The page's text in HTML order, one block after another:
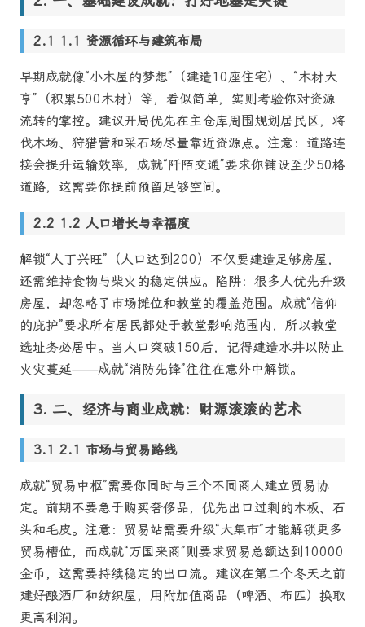
1.1 资源循环与建筑布局
早期成就像“小木屋的梦想”（建造10座住宅）、“木材大
亨”（积累500木材）等，看似简单，实则考验你对资源
流转的掌控。建议开局优先在主仓库周围规划居民区，将
伐木场、狩猎营和采石场尽量靠近资源点。注意：道路连
接会提升运输效率，成就“阡陌交通”要求你铺设至少50格
道路，这需要你提前预留足够空间。
1.2 人口增长与幸福度
解锁“人丁兴旺”（人口达到200）不仅要建造足够房屋，
还需维持食物与柴火的稳定供应。陷阱：很多人优先升级
房屋，却忽略了市场摊位和教堂的覆盖范围。成就“信仰
的庇护”要求所有居民都处于教堂影响范围内，所以教堂
选址务必居中。当人口突破150后，记得建造水井以防止
火灾蔓延——成就“消防先锋”往往在意外中解锁。
二、经济与商业成就：财源滚滚的艺术
2.1 市场与贸易路线
成就“贸易中枢”需要你同时与三个不同商人建立贸易协
定。前期不要急于购买奢侈品，优先出口过剩的木板、石
头和毛皮。注意：贸易站需要升级“大集市”才能解锁更多
贸易槽位，而成就“万国来商”则要求贸易总额达到10000
金币，这需要持续稳定的出口流。建议在第二个冬天之前
建好酿酒厂和纺织屋，用附加值商品（啤酒、布匹）换取
更高利润。